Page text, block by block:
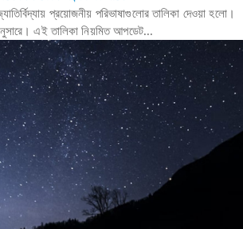
প্রয়োজনীয় পরিভাষাগুলোর তালিকা দেওয়া হলো।
এই তালিকা নিয়মিত আপডেট...